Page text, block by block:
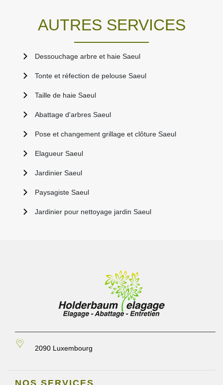
AUTRES SERVICES
Dessouchage arbre et haie Saeul
Tonte et réfection de pelouse Saeul
Taille de haie Saeul
Abattage d'arbres Saeul
Pose et changement grillage et clôture Saeul
Elagueur Saeul
Jardinier Saeul
Paysagiste Saeul
Jardinier pour nettoyage jardin Saeul
2090 Luxembourg